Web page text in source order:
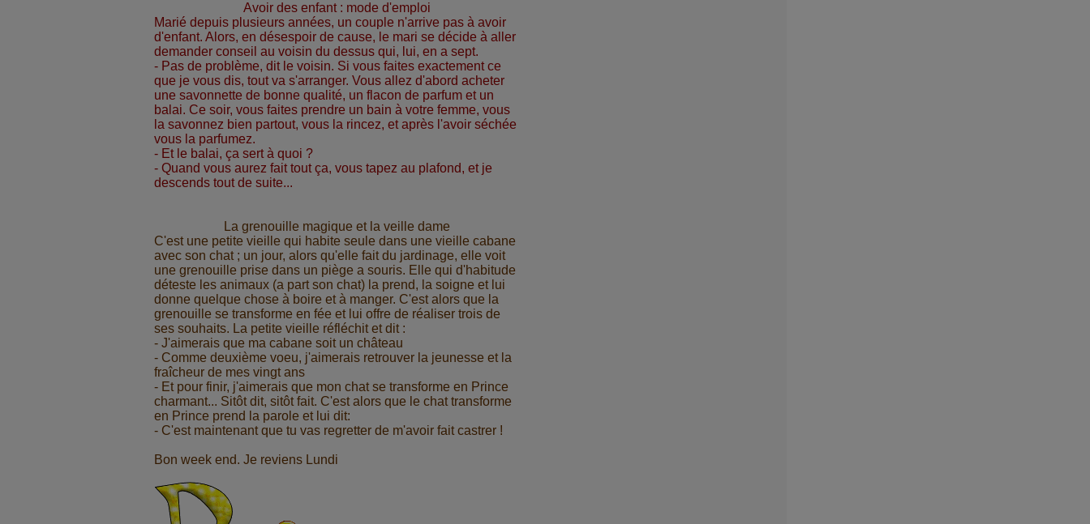
Avoir des enfant : mode d'emploi
Marié depuis plusieurs années, un couple n'arrive pas à avoir
d'enfant. Alors, en désespoir de cause, le mari se décide à aller
demander conseil au voisin du dessus qui, lui, en a sept.
- Pas de problème, dit le voisin. Si vous faites exactement ce
que je vous dis, tout va s'arranger. Vous allez d'abord acheter
une savonnette de bonne qualité, un flacon de parfum et un
balai. Ce soir, vous faites prendre un bain à votre femme, vous
la savonnez bien partout, vous la rincez, et après l'avoir séchée
vous la parfumez.
- Et le balai, ça sert à quoi ?
- Quand vous aurez fait tout ça, vous tapez au plafond, et je
descends tout de suite...
La grenouille magique et la veille dame
C'est une petite vieille qui habite seule dans une vieille cabane
avec son chat ; un jour, alors qu'elle fait du jardinage, elle voit
une grenouille prise dans un piège a souris. Elle qui d'habitude
déteste les animaux (a part son chat) la prend, la soigne et lui
donne quelque chose à boire et à manger. C'est alors que la
grenouille se transforme en fée et lui offre de réaliser trois de
ses souhaits. La petite vieille réfléchit et dit :
- J'aimerais que ma cabane soit un château
- Comme deuxième voeu, j'aimerais retrouver la jeunesse et la
fraîcheur de mes vingt ans
- Et pour finir, j'aimerais que mon chat se transforme en Prince
charmant... Sitôt dit, sitôt fait. C'est alors que le chat transforme
en Prince prend la parole et lui dit:
- C'est maintenant que tu vas regretter de m'avoir fait castrer !
Bon week end. Je reviens Lundi